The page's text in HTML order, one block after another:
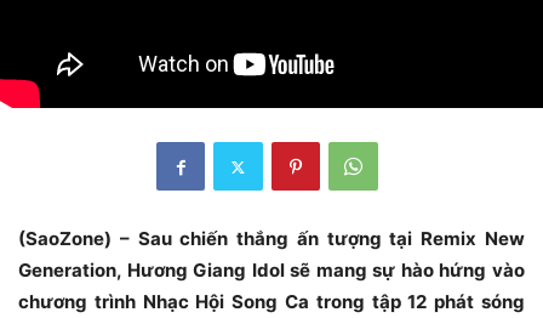
(SaoZone) – Sau chiến thắng ấn tượng tại Remix New
Generation, Hương Giang Idol sẽ mang sự hào hứng vào
chương trình Nhạc Hội Song Ca trong tập 12 phát sóng